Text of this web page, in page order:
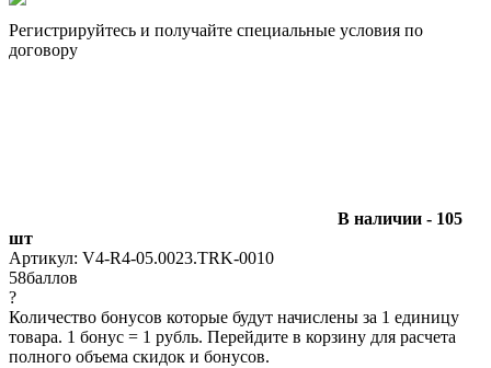
Регистрируйтесь и получайте специальные условия по
договору
В наличии - 105
шт
Артикул: V4-R4-05.0023.TRK-0010
58баллов
?
Количество бонусов которые будут начислены за 1 единицу
товара. 1 бонус = 1 рубль. Перейдите в корзину для расчета
полного объема скидок и бонусов.